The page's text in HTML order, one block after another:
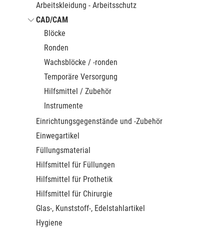
Arbeitskleidung - Arbeitsschutz
CAD/CAM
Blöcke
Ronden
Wachsblöcke / -ronden
Temporäre Versorgung
Hilfsmittel / Zubehör
Instrumente
Einrichtungsgegenstände und -Zubehör
Einwegartikel
Füllungsmaterial
Hilfsmittel für Füllungen
Hilfsmittel für Prothetik
Hilfsmittel für Chirurgie
Glas-, Kunststoff-, Edelstahlartikel
Hygiene